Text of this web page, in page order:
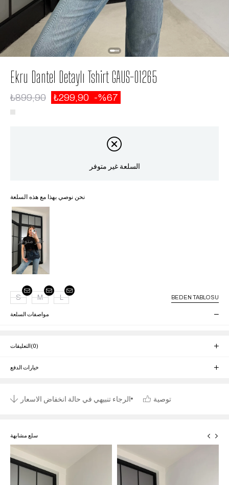
Ekru Dantel Detaylı Tshirt GAUS-01265
₺899,90 ₺299,90 67
السلعة غير متوفر
نحن نوصي بهذا مع هذه السلعة
غير متوفر
S M L BEDEN TABLOSU
مواصفات السلعة
التعليقات (0)
خيارات الدفع
الرجاء تنبيهي في حالة انخفاض الاسعار توصية
سلع مشابهة